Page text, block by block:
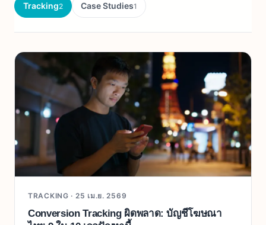
Tracking2 Case Studies1
TRACKING · 25 เม.ย. 2569
Conversion Tracking ผิดพลาด: บัญชีโฆษณา